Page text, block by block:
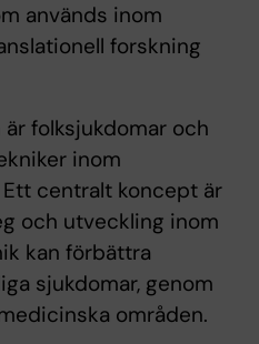
används inom
forskning
folksjukdomar och
inom
centralt koncept är
och utveckling inom
kan förbättra
sjukdomar, genom
områden.